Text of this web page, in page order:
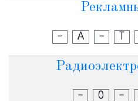
- А - Т
- О -